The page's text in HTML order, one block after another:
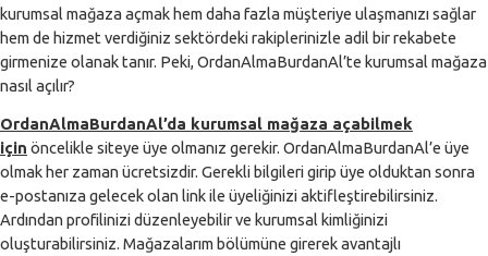
kurumsal mağaza açmak hem daha fazla müşteriye ulaşmanızı sağlar
hem de hizmet verdiğiniz sektördeki rakiplerinizle adil bir rekabete
girmenize olanak tanır. Peki, OrdanAlmaBurdanAl’te kurumsal mağaza
nasıl açılır?
OrdanAlmaBurdanAl’da kurumsal mağaza açabilmek
için öncelikle siteye üye olmanız gerekir. OrdanAlmaBurdanAl’e üye
olmak her zaman ücretsizdir. Gerekli bilgileri girip üye olduktan sonra
e-postanıza gelecek olan link ile üyeliğinizi aktifleştirebilirsiniz.
Ardından profilinizi düzenleyebilir ve kurumsal kimliğinizi
oluşturabilirsiniz. Mağazalarım bölümüne girerek avantajlı